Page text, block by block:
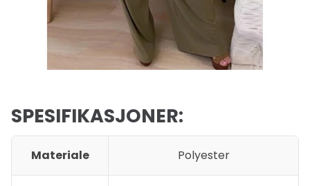
SPESIFIKASJONER:
Materiale Polyester